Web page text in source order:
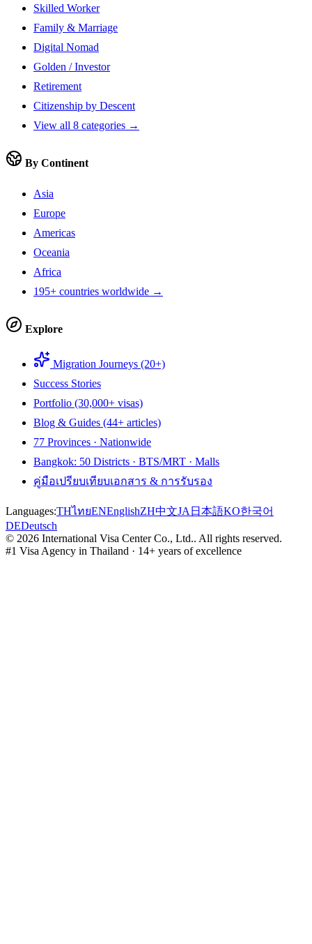
Skilled Worker
Family & Marriage
Digital Nomad
Golden / Investor
Retirement
Citizenship by Descent
View all 8 categories →
By Continent
Asia
Europe
Americas
Oceania
Africa
195+ countries worldwide →
Explore
Migration Journeys (20+)
Success Stories
Portfolio (30,000+ visas)
Blog & Guides (44+ articles)
77 Provinces · Nationwide
Bangkok: 50 Districts · BTS/MRT · Malls
คู่มือเปรียบเทียบเอกสาร & การรับรอง
Languages:THไทยENEnglishZH中文JA 日本語KO한국어
DEDeutsch
© 2026 International Visa Center Co., Ltd.. All rights reserved.
#1 Visa Agency in Thailand · 14+ years of excellence